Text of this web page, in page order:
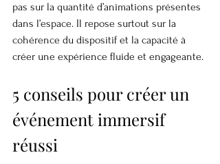
pas sur la quantité d’animations présentes
dans l’espace. Il repose surtout sur la
cohérence du dispositif et la capacité à
créer une expérience fluide et engageante.
5 conseils pour créer un
événement immersif
réussi